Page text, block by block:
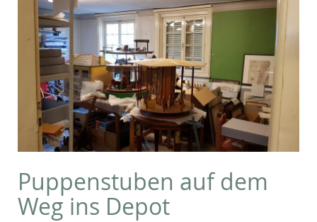
Puppenstuben auf dem
Weg ins Depot